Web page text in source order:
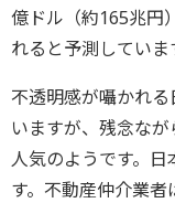
億ドル（約165兆円
れると予測していま
不透明感が囁かれ
いますが、残念な
人気のようです。
す。不動産仲介業